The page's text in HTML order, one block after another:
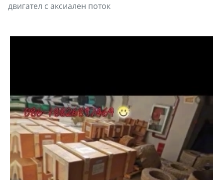
двигател с аксиален поток